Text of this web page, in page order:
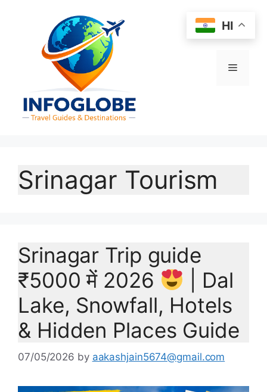
Menu
Srinagar Tourism
Srinagar Trip guide
₹5000 में 2026
| Dal
Lake, Snowfall, Hotels
& Hidden Places Guide
07/05/2026 by aakashjain5674@gmail.com
HI